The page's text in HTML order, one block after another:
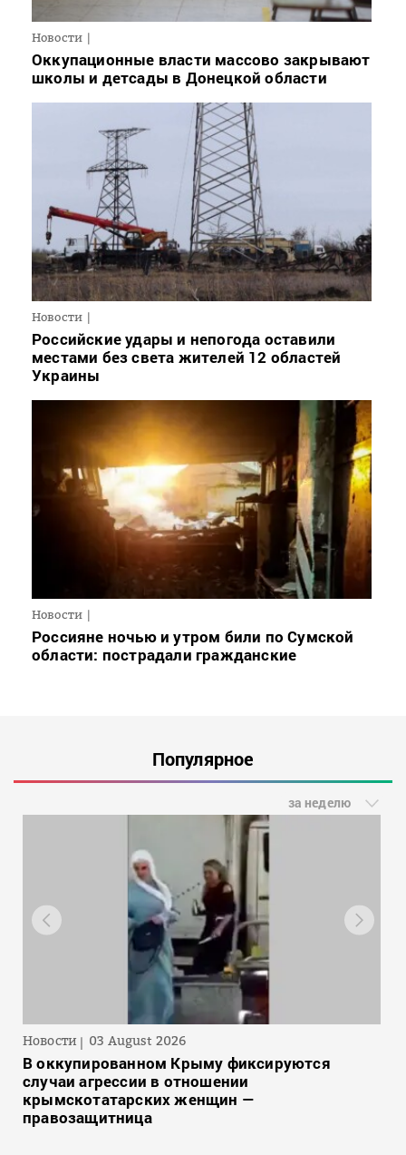
Новости
Оккупационные власти массово закрывают
школы и детсады в Донецкой области
Новости
Российские удары и непогода оставили
местами без света жителей 12 областей
Украины
Новости
Россияне ночью и утром били по Сумской
области: пострадали гражданские
Популярное
за неделю
Новости 03 August 2026
В оккупированном Крыму фиксируются
случаи агрессии в отношении
крымскотатарских женщин —
правозащитница